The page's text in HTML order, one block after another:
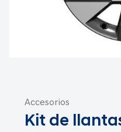
Accesorios
Kit de
comienzo